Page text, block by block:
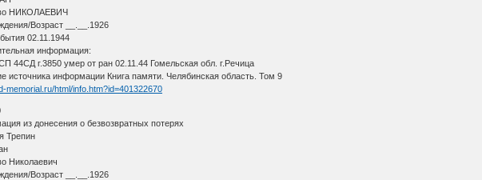
НИКОЛАЕВИЧ
Возраст __.__.1926
02.11.1944
информация:
44СД г.3850 умер от ран 02.11.44 Гомельская обл. г.Речица
источника информации Книга памяти. Челябинская область. Том 9
memorial.ru/html/info.htm?id=401322670
из донесения о безвозвратных потерях
Трепин
Николаевич
Возраст __.__.1926